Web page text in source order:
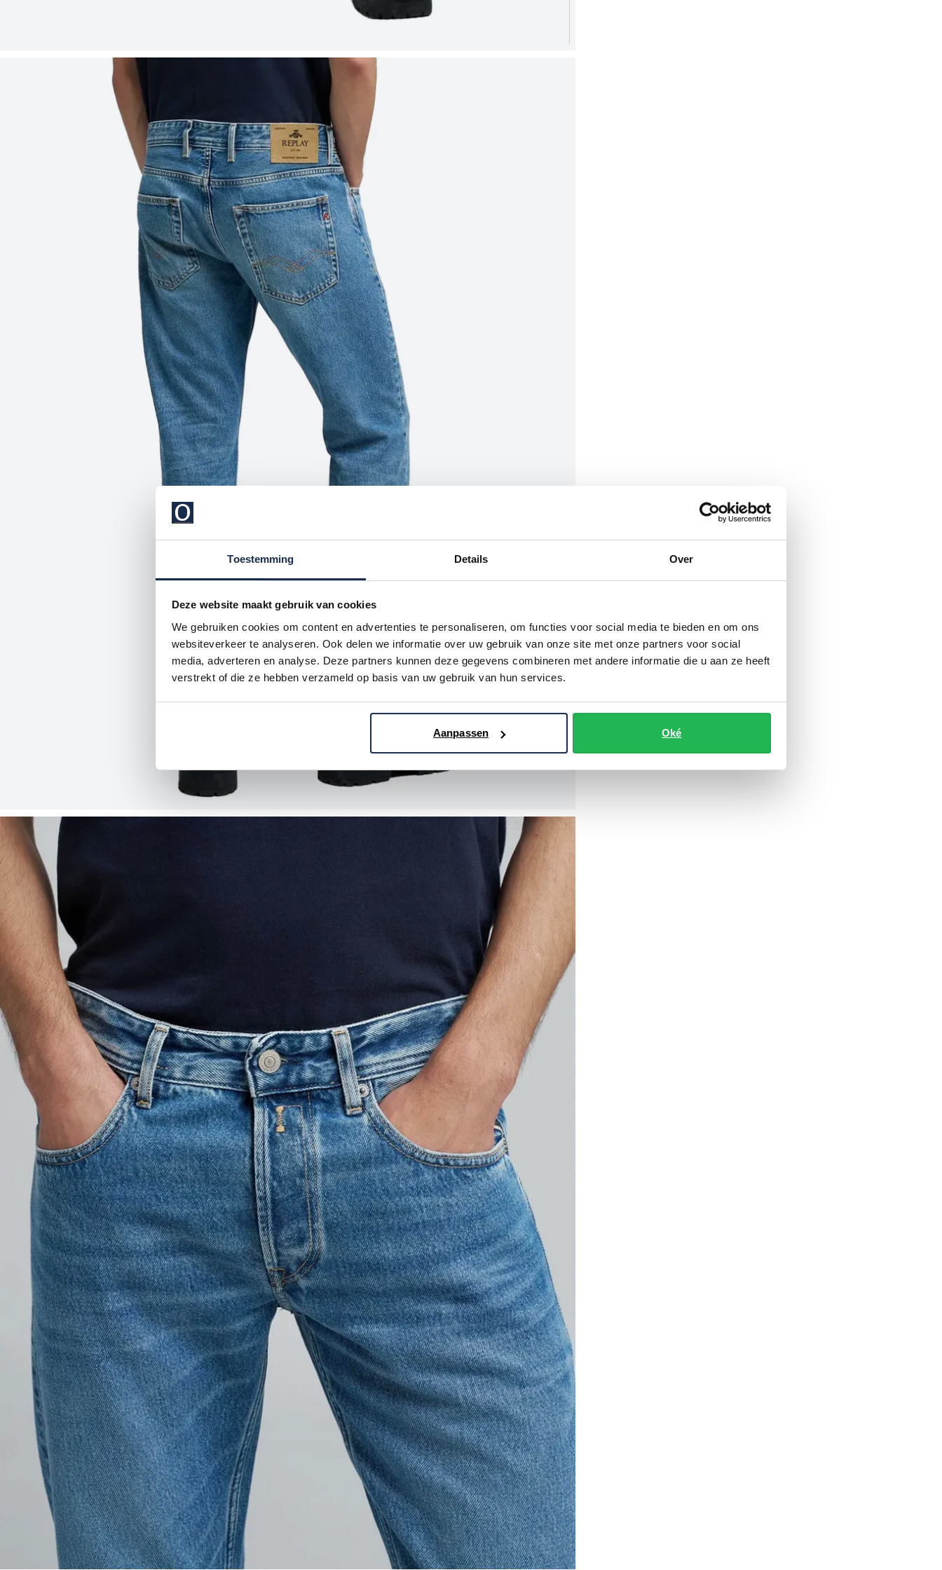
Toestemming Details Over
Deze website maakt gebruik van cookies
We gebruiken cookies om content en advertenties te personaliseren, om functies voor social media te bieden en om ons
websiteverkeer te analyseren. Ook delen we informatie over uw gebruik van onze site met onze partners voor social
media, adverteren en analyse. Deze partners kunnen deze gegevens combineren met andere informatie die u aan ze heeft
verstrekt of die ze hebben verzameld op basis van uw gebruik van hun services.
Aanpassen Oké